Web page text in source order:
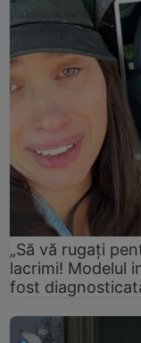
„Să vă rugați
lacrimi! Modelul
fost